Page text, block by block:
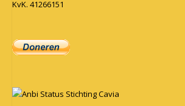
KvK. 41266151
Anbi Status Stichting Cavia